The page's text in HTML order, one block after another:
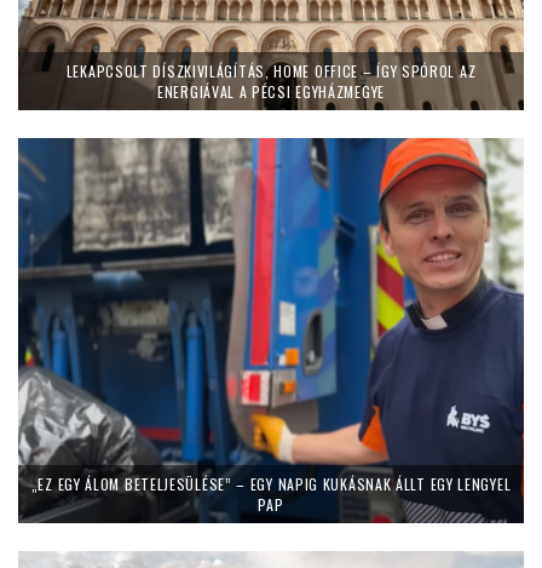
LEKAPCSOLT DÍSZKIVILÁGÍTÁS, HOME OFFICE – ÍGY SPÓROL AZ
ENERGIÁVAL A PÉCSI EGYHÁZMEGYE
„EZ EGY ÁLOM BETELJESÜLÉSE” – EGY NAPIG KUKÁSNAK ÁLLT EGY LENGYEL
PAP